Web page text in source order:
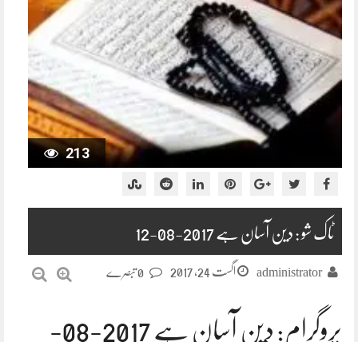
213
ٹاک شو : دین آسان ہے 2017-08-12
administrator اگست 24, 2017
پروگرام: دین آسان ہے 2017-08-